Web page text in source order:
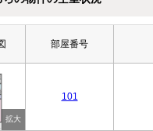
部屋番号
101